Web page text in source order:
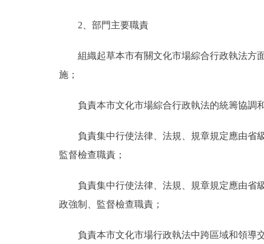
走進北京
北京概況
多語種
ENGLISH
2、部門主要職責
組織起草本市有關文化市場綜合行政執法方面
施；
負責本市文化市場綜合行政執法的統籌協調
負責集中行使法律、法規、規章規定應由省級
監督檢查職責；
負責集中行使法律、法規、規章規定應由省級
政強制、監督檢查職責；
負責本市文化市場行政執法中跨區域和領導